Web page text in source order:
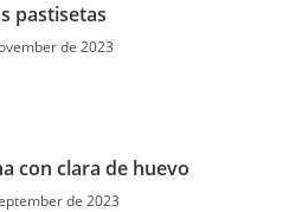
pastisetas
de 2023
con clara de huevo
de 2023